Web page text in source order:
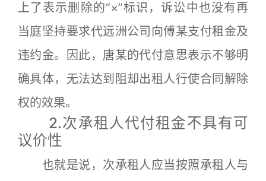
上了表示删除的“×”标识，诉讼中也没有再
当庭坚持要求代远洲公司向傅某支付租金及
违约金。因此，唐某的代付意思表示不够明
确具体，无法达到阻却出租人行使合同解除
权的效果。
2.次承租人代付租金不具有可
议价性
也就是说，次承租人应当按照承租人与